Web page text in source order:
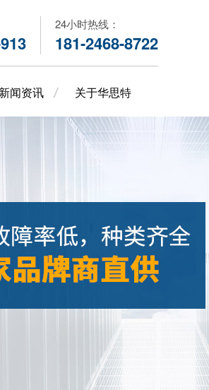
24小时热线：
181-2468-8722
新闻资讯 关于华思特